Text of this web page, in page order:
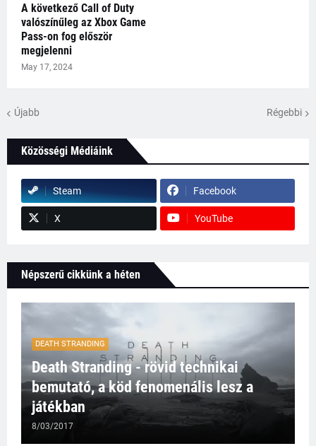
A következő Call of Duty
valószínűleg az Xbox Game
Pass-on fog először
megjelenni
May 17, 2024
Újabb Régebbi
Közösségi Médiáink
Steam Facebook
X YouTube
Népszerű cikkünk a héten
DEATH STRANDING
Death Stranding - rövid technikai
bemutató, a köd fenomenális lesz a
játékban
8/03/2017